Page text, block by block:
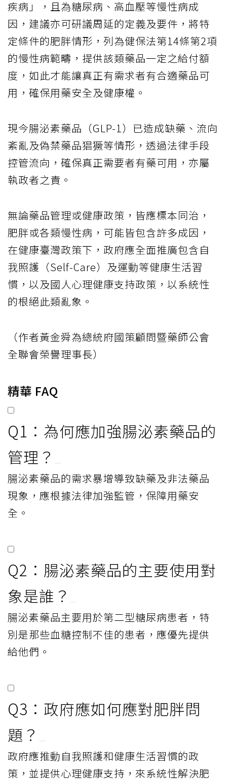
疾病」，且為糖尿病、高血壓等慢性病成
因，建議亦可研議周延的定義及要件，將特
定條件的肥胖情形，列為健保法第14條第2項
的慢性病範疇，提供該類藥品一定之給付額
度，如此才能讓真正有需求者有合適藥品可
用，確保用藥安全及健康權。
現今腸泌素藥品（GLP-1）已造成缺藥、流向
紊亂及偽禁藥品猖獗等情形，透過法律手段
控管流向，確保真正需要者有藥可用，亦屬
執政者之責。
無論藥品管理或健康政策，皆應標本同治，
肥胖或各類慢性病，可能皆包含許多成因，
在健康臺灣政策下，政府應全面推廣包含自
我照護（Self-Care）及運動等健康生活習
慣，以及國人心理健康支持政策，以系統性
的根絕此類亂象。
（作者黃金舜為總統府國策顧問暨藥師公會
全聯會榮譽理事長）
精華 FAQ
Q1：為何應加強腸泌素藥品的
管理？
腸泌素藥品的需求暴增導致缺藥及非法藥品
現象，應根據法律加強監管，保障用藥安
全。
Q2：腸泌素藥品的主要使用對
象是誰？
腸泌素藥品主要用於第二型糖尿病患者，特
別是那些血糖控制不佳的患者，應優先提供
給他們。
Q3：政府應如何應對肥胖問
題？
政府應推動自我照護和健康生活習慣的政
策，並提供心理健康支持，來系統性解決肥